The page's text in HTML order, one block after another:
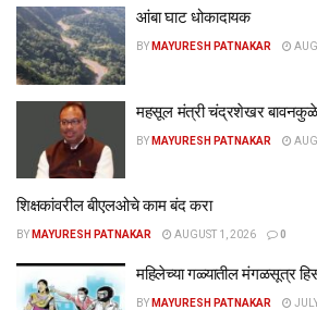
आंबा घाट धोकादायक
BY MAYURESH PATNAKAR
महसूल मंत्री चंद्रशेखर बावनकुळे
BY MAYURESH PATNAKAR
शिक्षकांवरील बीएलओचे काम बंद करा
BY MAYURESH PATNAKAR AUGUST 1, 2026 0
महिलेच्या गळ्यातील मंगळसूत्र
BY MAYURESH PATNAKAR